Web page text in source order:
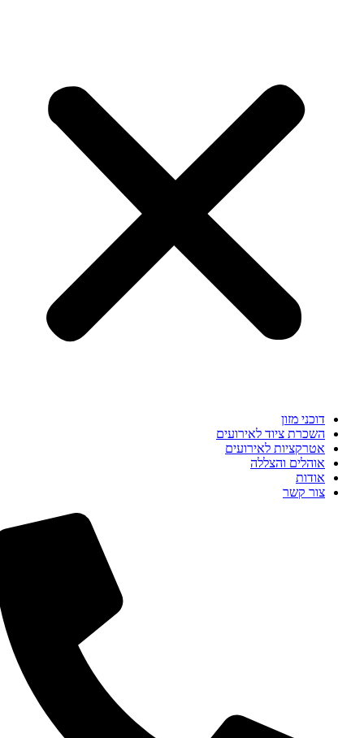
דוכני מזון
השכרת ציוד לאירועים
אטרקציות לאירועים
אוהלים והצללה
אודות
צור קשר